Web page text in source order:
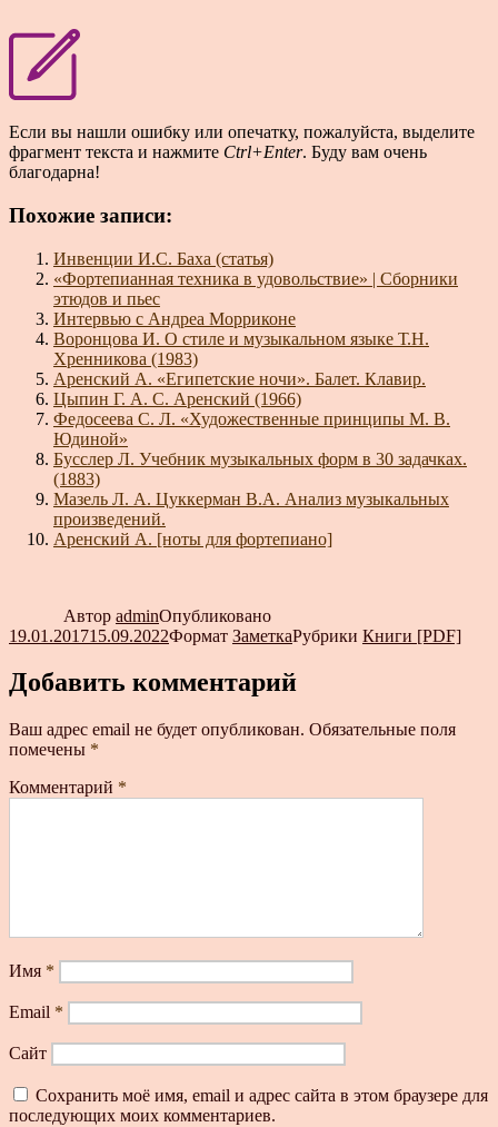
Если вы нашли ошибку или опечатку, пожалуйста, выделите
фрагмент текста и нажмите Ctrl+Enter. Буду вам очень
благодарна!
Похожие записи:
Инвенции И.С. Баха (статья)
«Фортепианная техника в удовольствие» | Сборники
этюдов и пьес
Интервью с Андреа Морриконе
Воронцова И. О стиле и музыкальном языке Т.Н.
Хренникова (1983)
Аренский А. «Египетские ночи». Балет. Клавир.
Цыпин Г. А. С. Аренский (1966)
Федосеева С. Л. «Художественные принципы М. В.
Юдиной»
Бусслер Л. Учебник музыкальных форм в 30 задачках.
(1883)
Мазель Л. А. Цуккерман В.А. Анализ музыкальных
произведений.
Аренский А. [ноты для фортепиано]
Автор adminОпубликовано
19.01.201715.09.2022Формат ЗаметкаРубрики Книги [PDF]
Добавить комментарий
Ваш адрес email не будет опубликован. Обязательные поля
помечены *
Комментарий *
Имя *
Email *
Сайт
Сохранить моё имя, email и адрес сайта в этом браузере для
последующих моих комментариев.